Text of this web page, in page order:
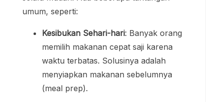
umum, seperti:
Kesibukan Sehari-hari: Banyak orang
memilih makanan cepat saji karena
waktu terbatas. Solusinya adalah
menyiapkan makanan sebelumnya
(meal prep).